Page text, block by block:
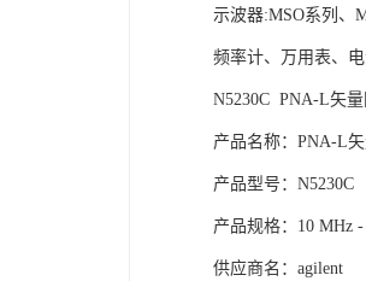
示波器:MSO系列、
频率计、万用表、
N5230C PNA-L矢
产品名称：PNA-L
产品型号：N5230C
产品规格：10 MHz
供应商名：agilent